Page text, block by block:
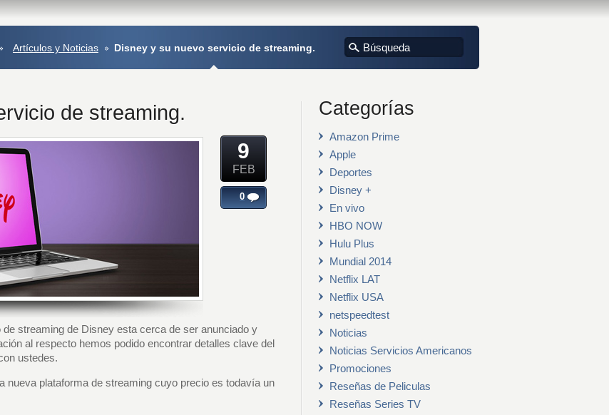
Artículos y Noticias Disney y su nuevo servicio de streaming.
de streaming.
streaming de Disney esta cerca de ser anunciado y
al respecto hemos podido encontrar detalles clave del
ustedes.
nueva plataforma de streaming cuyo precio es todavía un
9
FEB
0
Categorías
Amazon Prime
Apple
Deportes
Disney +
En vivo
HBO NOW
Hulu Plus
Mundial 2014
Netflix LAT
Netflix USA
netspeedtest
Noticias
Noticias Servicios Americanos
Promociones
Reseñas de Peliculas
Reseñas Series TV